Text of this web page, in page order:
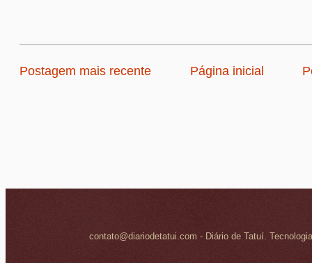
Postagem mais recente Página inicial
contato@diariodetatui.com - Diário de Tatuí.